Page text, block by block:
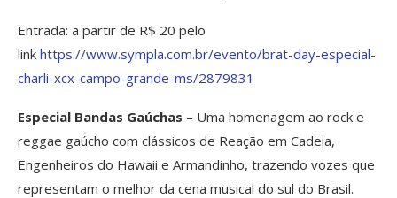
Entrada: a partir de R$ 20 pelo
link https://www.sympla.com.br/evento/brat-day-especial-
charli-xcx-campo-grande-ms/2879831
Especial Bandas Gaúchas – Uma homenagem ao rock e
reggae gaúcho com clássicos de Reação em Cadeia,
Engenheiros do Hawaii e Armandinho, trazendo vozes que
representam o melhor da cena musical do sul do Brasil.